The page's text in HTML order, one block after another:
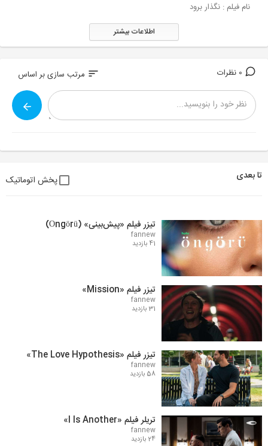
نام فیلم : نگذار برود
ژانر : درام
کشور : آمریکا
تاریخ اکران: 30 آگوست 2019
اطلاعات بیشتر
sort مرتب سازی بر اساس
تا بعدی پخش اتوماتیک
تیزر فیلم «پیش‌بینی» (Öngörü)
fannew
41 بازدید
تیزر فیلم «Mission»
fannew
31 بازدید
تیزر فیلم «The Love Hypothesis»
fannew
58 بازدید
تریلر فیلم «I Is Another»
fannew
24 بازدید